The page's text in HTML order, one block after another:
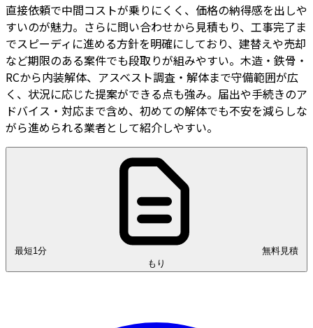
直接依頼で中間コストが乗りにくく、価格の納得感を出しや
すいのが魅力。さらに問い合わせから見積もり、工事完了ま
でスピーディに進める方針を明確にしており、建替えや売却
など期限のある案件でも段取りが組みやすい。木造・鉄骨・
RCから内装解体、アスベスト調査・解体まで守備範囲が広
く、状況に応じた提案ができる点も強み。届出や手続きのア
ドバイス・対応まで含め、初めての解体でも不安を減らしな
がら進められる業者として紹介しやすい。
最短1分
もり